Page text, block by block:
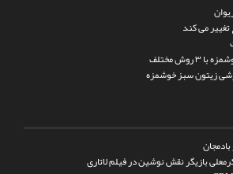
می کند
مختلف
زیتون سبز خوشمزه
بازیگر نقش نوشین در فیلم لاتاری